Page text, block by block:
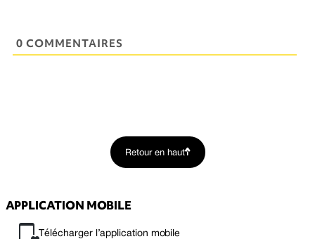
0 COMMENTAIRES
Retour en haut
APPLICATION MOBILE
Télécharger l’application mobile